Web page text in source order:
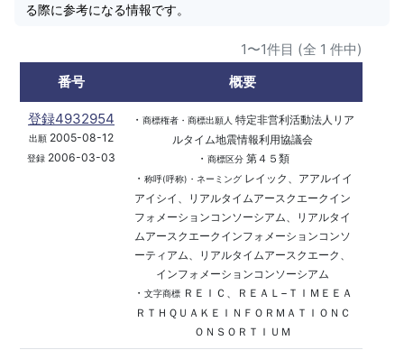
る際に参考になる情報です。
1〜1件目 (全 1 件中)
番号
概要
登録4932954
出願 2005-08-12
登録 2006-03-03
・ 商標権者・商標出願人 特定非営利活動法人リア
ルタイム地震情報利用協議会
・ 商標区分第４５類
・ 称呼(呼称)・ネーミングレイック、アアルイイ
アイシイ、リアルタイムアースクエークイン
フォメーションコンソーシアム、リアルタイ
ムアースクエークインフォメーションコンソ
ーティアム、リアルタイムアースクエーク、
インフォメーションコンソーシアム
・ 文字商標ＲＥＩＣ、ＲＥＡＬ−ＴＩＭＥＥＡ
ＲＴＨＱＵＡＫＥＩＮＦＯＲＭＡＴＩＯＮＣ
ＯＮＳＯＲＴＩＵＭ